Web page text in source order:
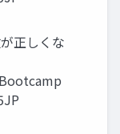
正しくな